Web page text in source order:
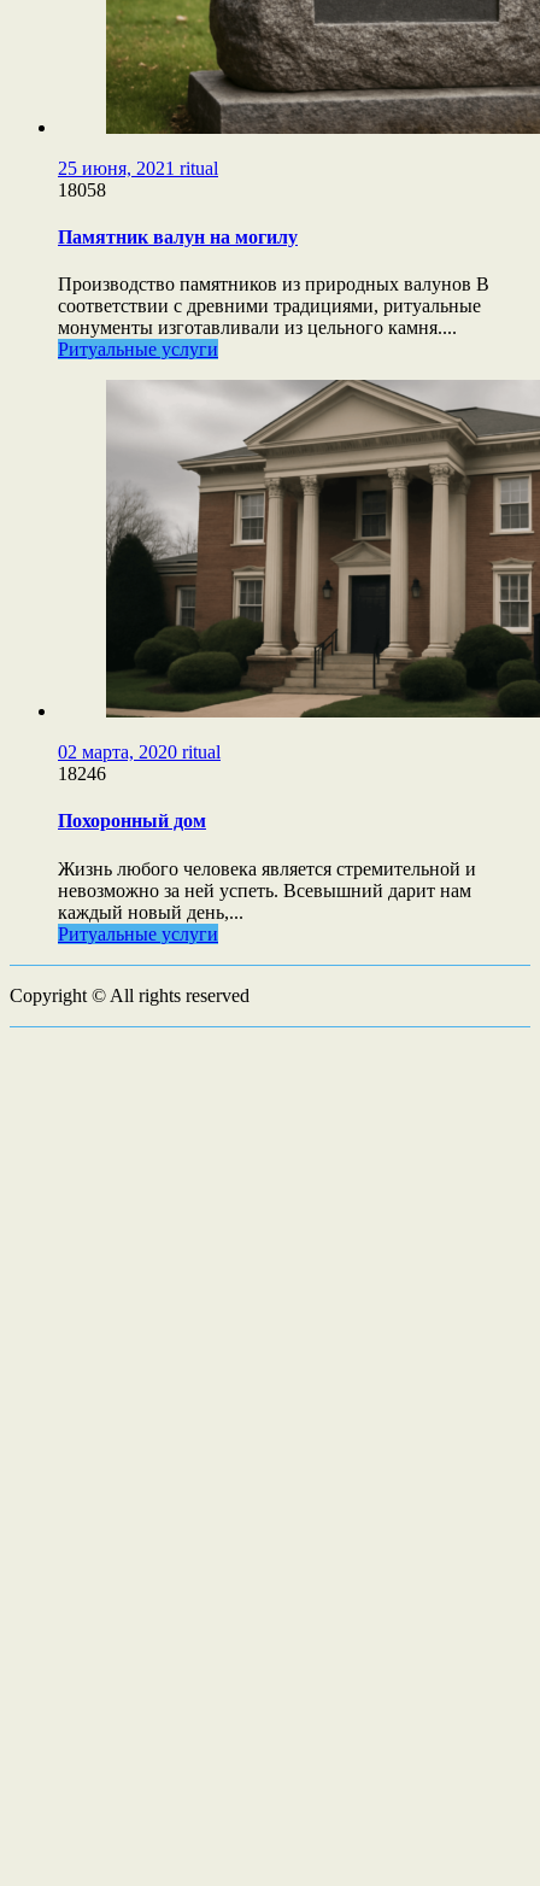
25 июня, 2021 ritual
18058
Памятник валун на могилу
Производство памятников из природных валунов В
соответствии с древними традициями, ритуальные
монументы изготавливали из цельного камня....
Ритуальные услуги
02 марта, 2020 ritual
18246
Похоронный дом
Жизнь любого человека является стремительной и
невозможно за ней успеть. Всевышний дарит нам
каждый новый день,...
Ритуальные услуги
Copyright © All rights reserved